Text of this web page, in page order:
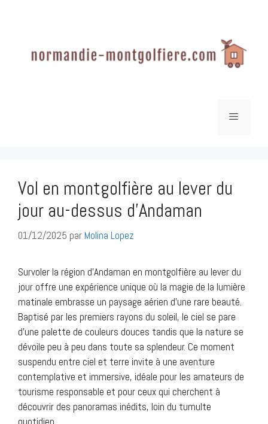
Menu
Vol en montgolfière au lever du
jour au-dessus d’Andaman
01/12/2025 par Molina Lopez
Survoler la région d’Andaman en montgolfière au lever du
jour offre une expérience unique où la magie de la lumière
matinale embrasse un paysage aérien d’une rare beauté.
Baptisé par les premiers rayons du soleil, le ciel se pare
d’une palette de couleurs douces tandis que la nature se
dévoile peu à peu dans toute sa splendeur. Ce moment
suspendu entre ciel et terre invite à une aventure
contemplative et immersive, idéale pour les amateurs de
tourisme responsable et pour ceux qui cherchent à
découvrir des panoramas inédits, loin du tumulte